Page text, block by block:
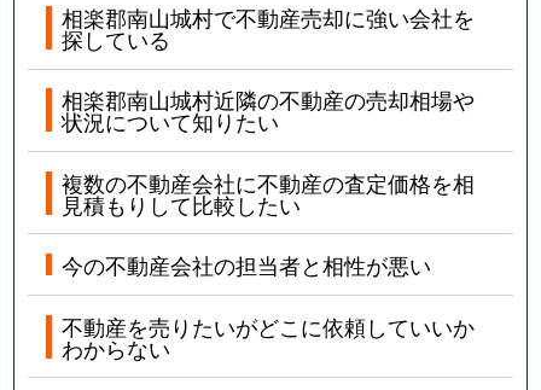
相楽郡南山城村で不動産売却に強い会社を
探している
相楽郡南山城村近隣の不動産の売却相場や
状況について知りたい
複数の不動産会社に不動産の査定価格を相
見積もりして比較したい
今の不動産会社の担当者と相性が悪い
不動産を売りたいがどこに依頼していいか
わからない